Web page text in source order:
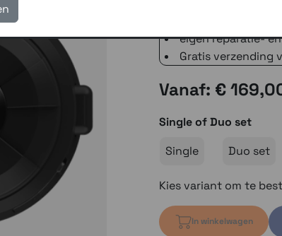
eigen reparatie-
Gratis verzending
Vanaf: €
Single of Duo set
Single
Duo set
Kies variant om te
In winkelwagen